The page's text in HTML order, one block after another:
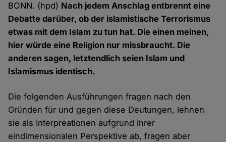
BONN. (hpd) Nach jedem Anschlag entbrennt eine
Debatte darüber, ob der islamistische Terrorismus
etwas mit dem Islam zu tun hat. Die einen meinen,
hier würde eine Religion nur missbraucht. Die
anderen sagen, letztendlich seien Islam und
Islamismus identisch.
Die folgenden Ausführungen fragen nach den
Gründen für und gegen diese Deutungen, lehnen
sie als Interpreationen aufgrund ihrer
eindimensionalen Perspektive ab, fragen aber